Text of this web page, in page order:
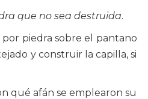
que no sea destruida.
por piedra sobre el pantano
y construir la capilla, si
qué afán se emplearon su